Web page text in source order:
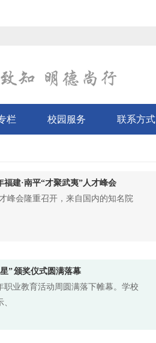
栏 校园服务 联系方式
建·南平“才聚武夷”人才峰会
峰会隆重召开，来自国内的知名院
” 颁奖仪式圆满落幕
职业教育活动周圆满落下帷幕。学校